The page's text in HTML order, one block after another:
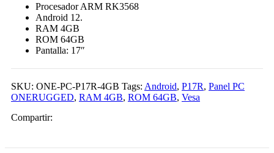
Procesador ARM RK3568
Android 12.
RAM 4GB
ROM 64GB
Pantalla: 17″
SKU: ONE-PC-P17R-4GB Tags: Android, P17R, Panel PC
ONERUGGED, RAM 4GB, ROM 64GB, Vesa
Compartir: